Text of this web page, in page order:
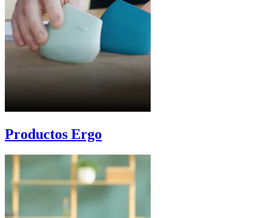
Productos Ergo